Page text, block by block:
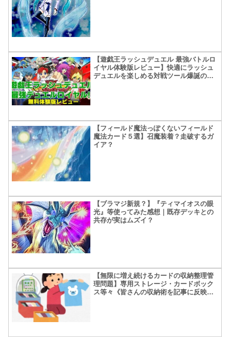
【遊戯王ラッシュデュエル 最強バトルロ
イヤル体験版レビュー】快適にラッシュ
デュエルを楽しめる対戦ツール爆誕の予
【フィールド魔法っぽくないフィールド
魔法カード５選】召魔装着？走破するガ
イア？
【ブラマジ新規？】『ティマイオスの眼
光』等使ってみた感想｜既存デッキとの
共存が実はムズイ？
【無限に増え続けるカードの収納整理管
理問題】専用ストレージ・カードボック
ス等々《皆さんの収納術を記事に反映し